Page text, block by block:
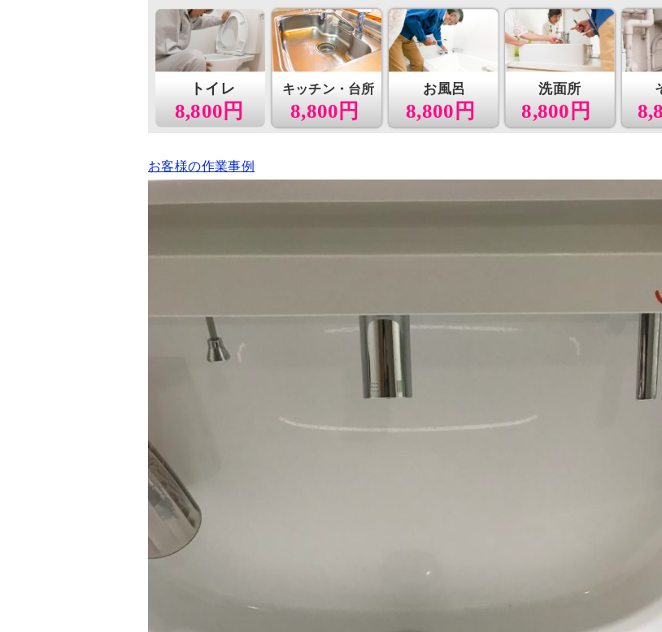
8,800円
トイレ
8,800円
キッチン・台所 お風呂
8,800円
洗面所
8,800円
お客様の作業事例